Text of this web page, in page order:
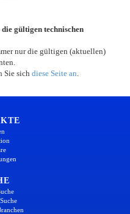
gültigen technischen
nur die gültigen (aktuellen)
Sie sich diese Seite an